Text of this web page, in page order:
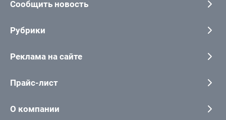
Сообщить новость
Рубрики
Реклама на сайте
Прайс-лист
О компании